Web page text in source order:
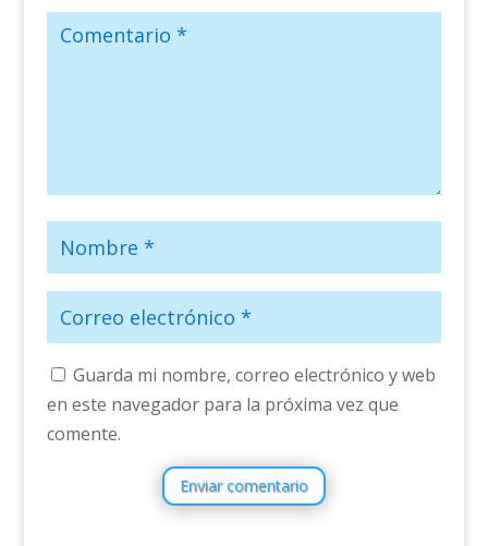
Guarda mi nombre, correo electrónico y web
en este navegador para la próxima vez que
comente.
Enviar comentario